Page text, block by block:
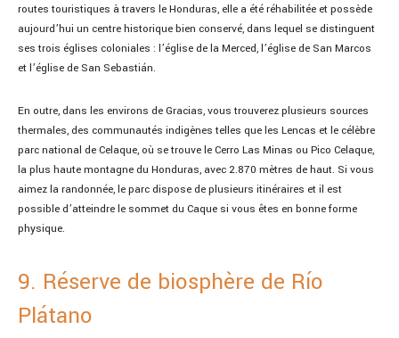
routes touristiques à travers le Honduras, elle a été réhabilitée et possède
aujourd’hui un centre historique bien conservé, dans lequel se distinguent
ses trois églises coloniales : l’église de la Merced, l’église de San Marcos
et l’église de San Sebastián.
En outre, dans les environs de Gracias, vous trouverez plusieurs sources
thermales, des communautés indigènes telles que les Lencas et le célèbre
parc national de Celaque, où se trouve le Cerro Las Minas ou Pico Celaque,
la plus haute montagne du Honduras, avec 2.870 mètres de haut. Si vous
aimez la randonnée, le parc dispose de plusieurs itinéraires et il est
possible d’atteindre le sommet du Caque si vous êtes en bonne forme
physique.
9. Réserve de biosphère de Río
Plátano